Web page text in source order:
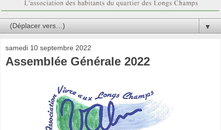
▼
samedi 10 septembre 2022
Assemblée Générale 2022